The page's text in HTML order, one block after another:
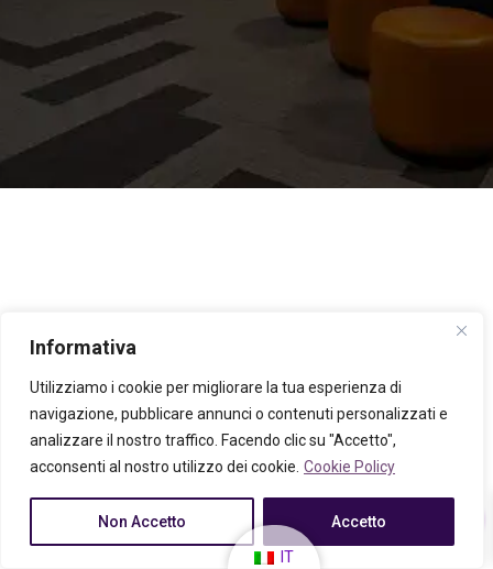
Informativa
Utilizziamo i cookie per migliorare la tua esperienza di
navigazione, pubblicare annunci o contenuti personalizzati e
analizzare il nostro traffico. Facendo clic su "Accetto",
acconsenti al nostro utilizzo dei cookie. Cookie Policy
Non Accetto Accetto
IT
0